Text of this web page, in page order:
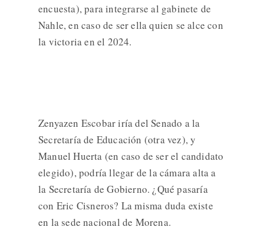
encuesta), para integrarse al gabinete de
Nahle, en caso de ser ella quien se alce con
la victoria en el 2024.
Zenyazen Escobar iría del Senado a la
Secretaría de Educación (otra vez), y
Manuel Huerta (en caso de ser el candidato
elegido), podría llegar de la cámara alta a
la Secretaría de Gobierno. ¿Qué pasaría
con Eric Cisneros? La misma duda existe
en la sede nacional de Morena.